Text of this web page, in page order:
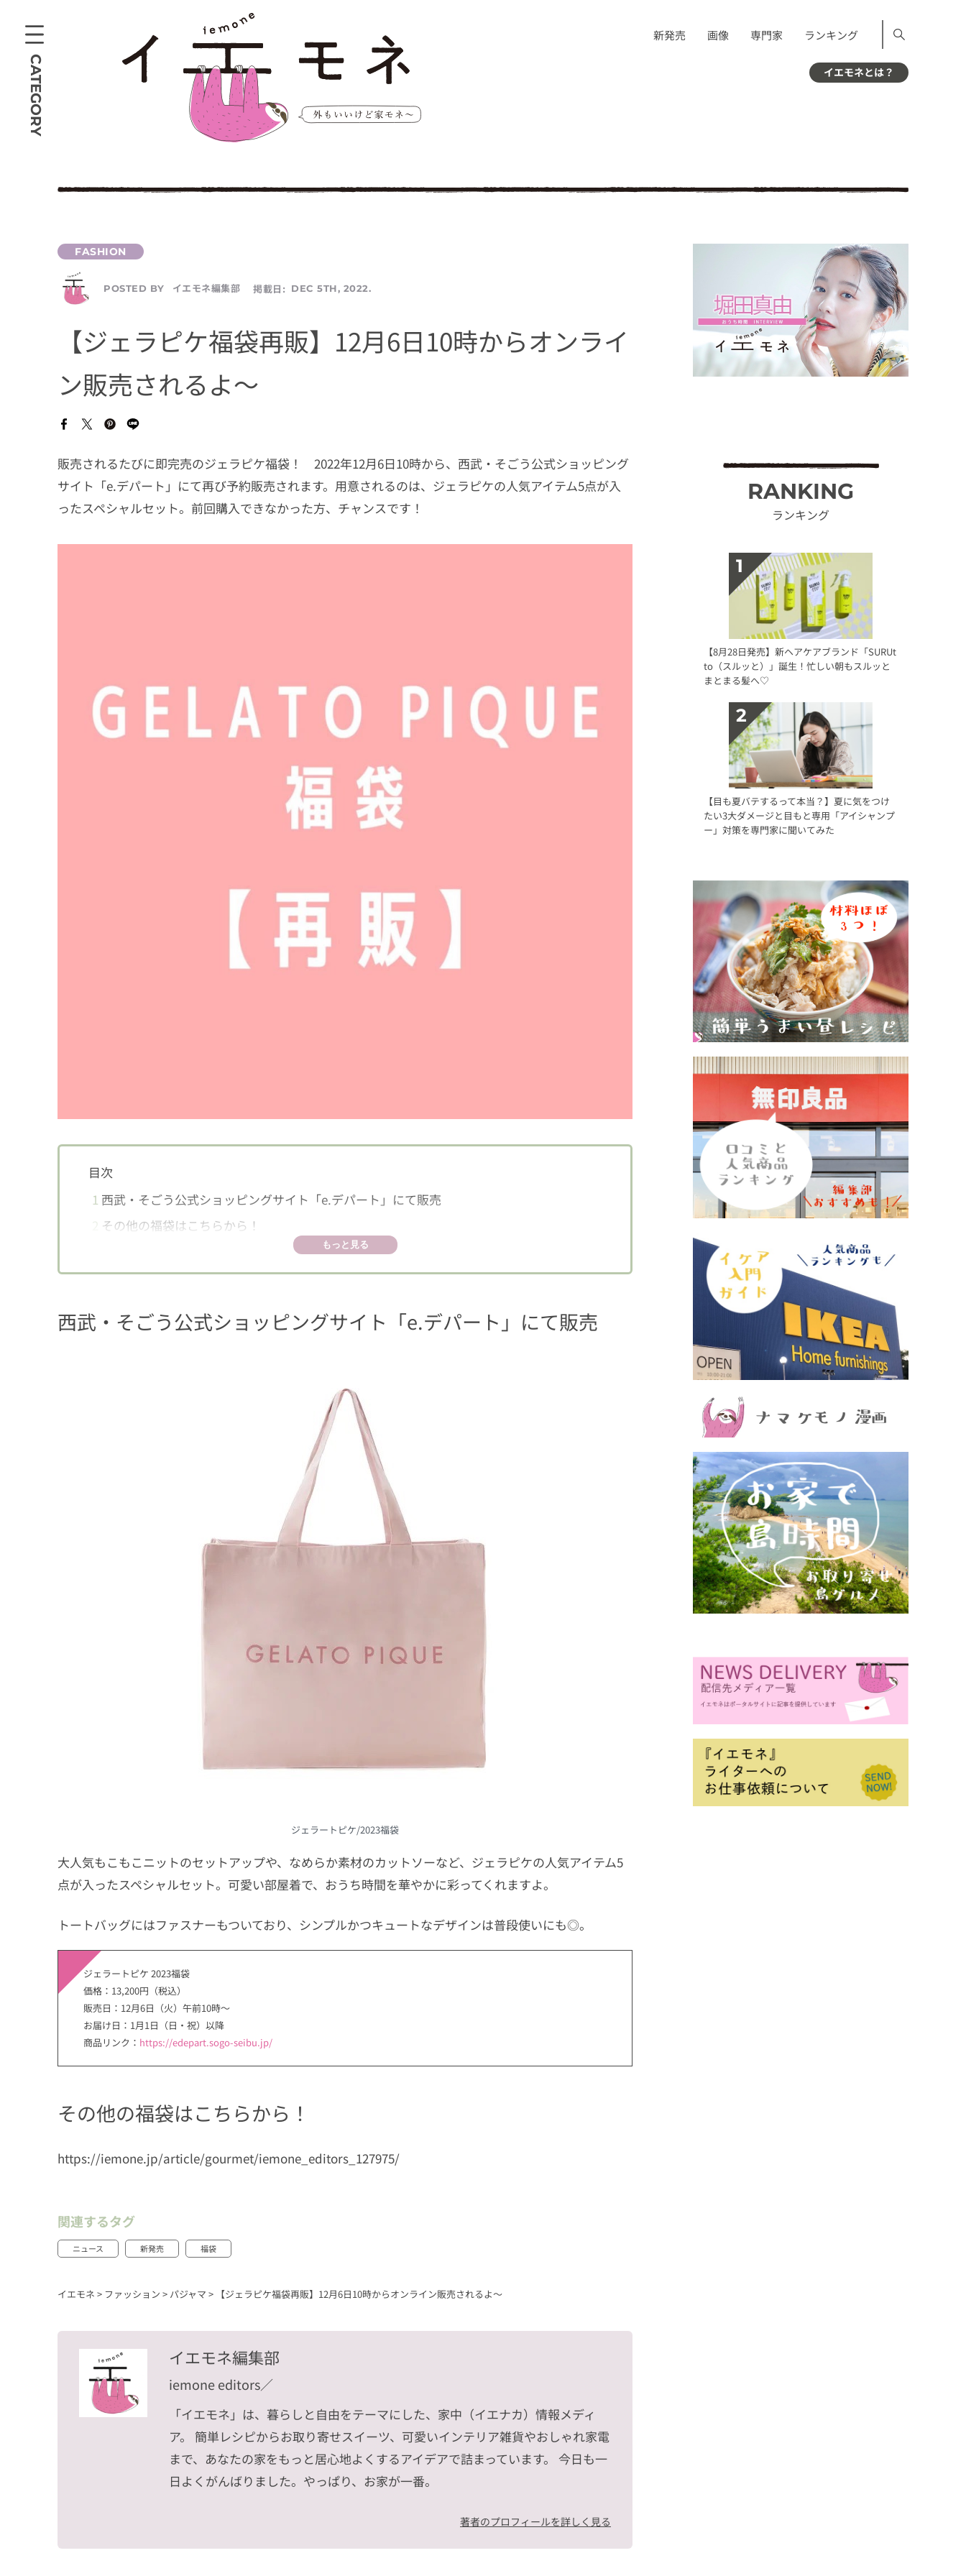
CATEGORY
新発売 画像 専門家 ランキング
イエモネとは？
POSTED BY イエモネ編集部 掲載日: DEC 5TH, 2022.
【ジェラピケ福袋再販】12月6日10時からオンライ
ン販売されるよ〜
販売されるたびに即完売のジェラピケ福袋！ 2022年12月6日10時から、西武・そごう公式ショッピング
サイト「e.デパート」にて再び予約販売されます。用意されるのは、ジェラピケの人気アイテム5点が入
ったスペシャルセット。前回購入できなかった方、チャンスです！
目次
1 西武・そごう公式ショッピングサイト「e.デパート」にて販売
2 その他の福袋はこちらから！
もっと見る
西武・そごう公式ショッピングサイト「e.デパート」にて販売
ジェラートピケ/2023福袋
大人気もこもこニットのセットアップや、なめらか素材のカットソーなど、ジェラピケの人気アイテム5
点が入ったスペシャルセット。可愛い部屋着で、おうち時間を華やかに彩ってくれますよ。
トートバッグにはファスナーもついており、シンプルかつキュートなデザインは普段使いにも◎。
ジェラートピケ 2023福袋
価格：13,200円（税込）
販売日：12月6日（火）午前10時〜
お届け日：1月1日（日・祝）以降
商品リンク： https://edepart.sogo-seibu.jp/
その他の福袋はこちらから！
https://iemone.jp/article/gourmet/iemone_editors_127975/
関連するタグ
ニュース 新発売 福袋
イエモネ > ファッション > パジャマ > 【ジェラピケ福袋再販】12月6日10時からオンライン販売されるよ〜
イエモネ編集部
iemone editors／
「イエモネ」は、暮らしと自由をテーマにした、家中（イエナカ）情報メディ
ア。 簡単レシピからお取り寄せスイーツ、可愛いインテリア雑貨やおしゃれ家電
まで、あなたの家をもっと居心地よくするアイデアで詰まっています。 今日も一
日よくがんばりました。やっぱり、お家が一番。
著者のプロフィールを詳しく見る
RANKING
ランキング
【8月28日発売】新ヘアケアブランド「SURUt
to（スルッと）」誕生！忙しい朝もスルッと
まとまる髪へ♡
【目も夏バテするって本当？】夏に気をつけ
たい3大ダメージと目もと専用「アイシャンプ
ー」対策を専門家に聞いてみた